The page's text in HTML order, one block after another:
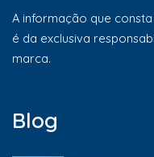
A informação que
é da exclusiva
marca.
Blog